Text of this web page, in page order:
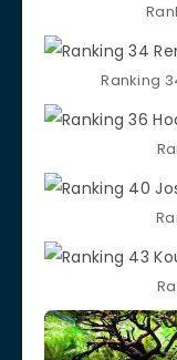
Ranking